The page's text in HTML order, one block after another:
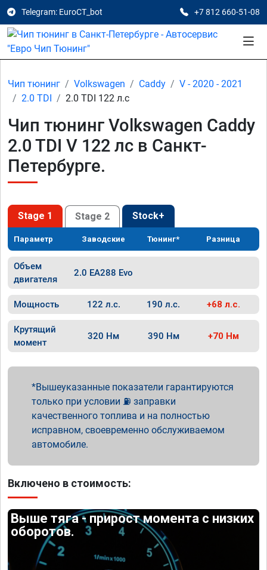
Telegram: EuroCT_bot +7 812 660-51-08
Чип тюнинг Volkswagen Caddy
V - 2020 - 2021
2.0 TDI
2.0 TDI 122 л.с
Чип тюнинг Volkswagen Caddy
2.0 TDI V 122 лс в Санкт-
Петербурге.
Stage 1 Stage 2 Stock+
Параметр Заводские Тюнинг* Разница
Объем
двигателя
2.0 EA288 Evo
Мощность 122 л.с. 190 л.с. +68 л.с.
Крутящий
момент
320 Нм 390 Нм +70 Нм
Вышеуказанные показатели гарантируются
только при условии ⛽ заправки
качественного топлива и на полностью
исправном, своевременно обслуживаемом
автомобиле.
Включено в стоимость:
Выше тяга - прирост момента с низких
оборотов.